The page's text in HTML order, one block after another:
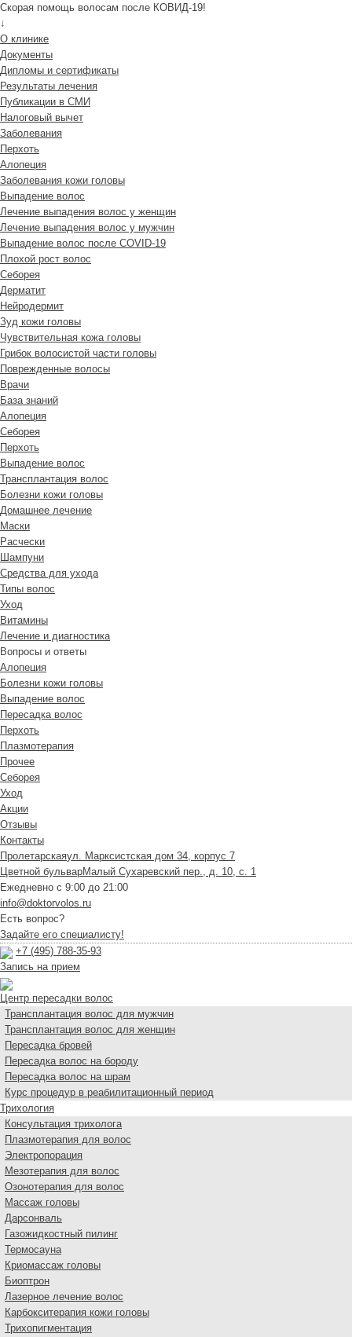
Скорая помощь волосам после КОВИД-19!
↓
О клинике
Документы
Дипломы и сертификаты
Результаты лечения
Публикации в СМИ
Налоговый вычет
Заболевания
Перхоть
Алопеция
Заболевания кожи головы
Выпадение волос
Лечение выпадения волос у женщин
Лечение выпадения волос у мужчин
Выпадение волос после COVID-19
Плохой рост волос
Cеборея
Дерматит
Нейродермит
Зуд кожи головы
Чувствительная кожа головы
Грибок волосистой части головы
Поврежденные волосы
Врачи
База знаний
Алопеция
Себорея
Перхоть
Выпадение волос
Трансплантация волос
Болезни кожи головы
Домашнее лечение
Маски
Расчески
Шампуни
Средства для ухода
Типы волос
Уход
Витамины
Лечение и диагностика
Вопросы и ответы
Алопеция
Болезни кожи головы
Выпадение волос
Пересадка волос
Перхоть
Плазмотерапия
Прочее
Себорея
Уход
Акции
Отзывы
Контакты
Пролетарскаяул. Марксистская дом 34, корпус 7
Цветной бульварМалый Сухаревский пер., д. 10, с. 1
Ежедневно с 9:00 до 21:00
info@doktorvolos.ru
Есть вопрос?
Задайте его специалисту!
+7 (495) 788-35-93
Запись на прием
Центр пересадки волос
Трансплантация волос для мужчин
Трансплантация волос для женщин
Пересадка бровей
Пересадка волос на бороду
Пересадка волос на шрам
Курс процедур в реабилитационный период
Трихология
Консультация трихолога
Плазмотерапия для волос
Электропорация
Мезотерапия для волос
Озонотерапия для волос
Массаж головы
Дарсонваль
Газожидкостный пилинг
Термосауна
Криомассаж головы
Биоптрон
Лазерное лечение волос
Карбокситерапия кожи головы
Трихопигментация